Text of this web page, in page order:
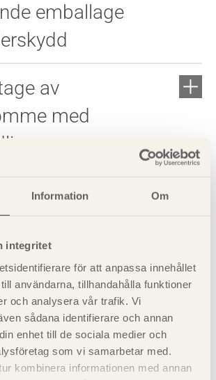
Information Om
integritet
för att anpassa innehållet
användarna, tillhandahålla funktioner
och analysera vår trafik. Vi
sådana identifierare och annan
enhet till de sociala medier och
som vi samarbetar med.
kombinera informationen med annan
emballage
av
med
som
av
med partiellt
av
med